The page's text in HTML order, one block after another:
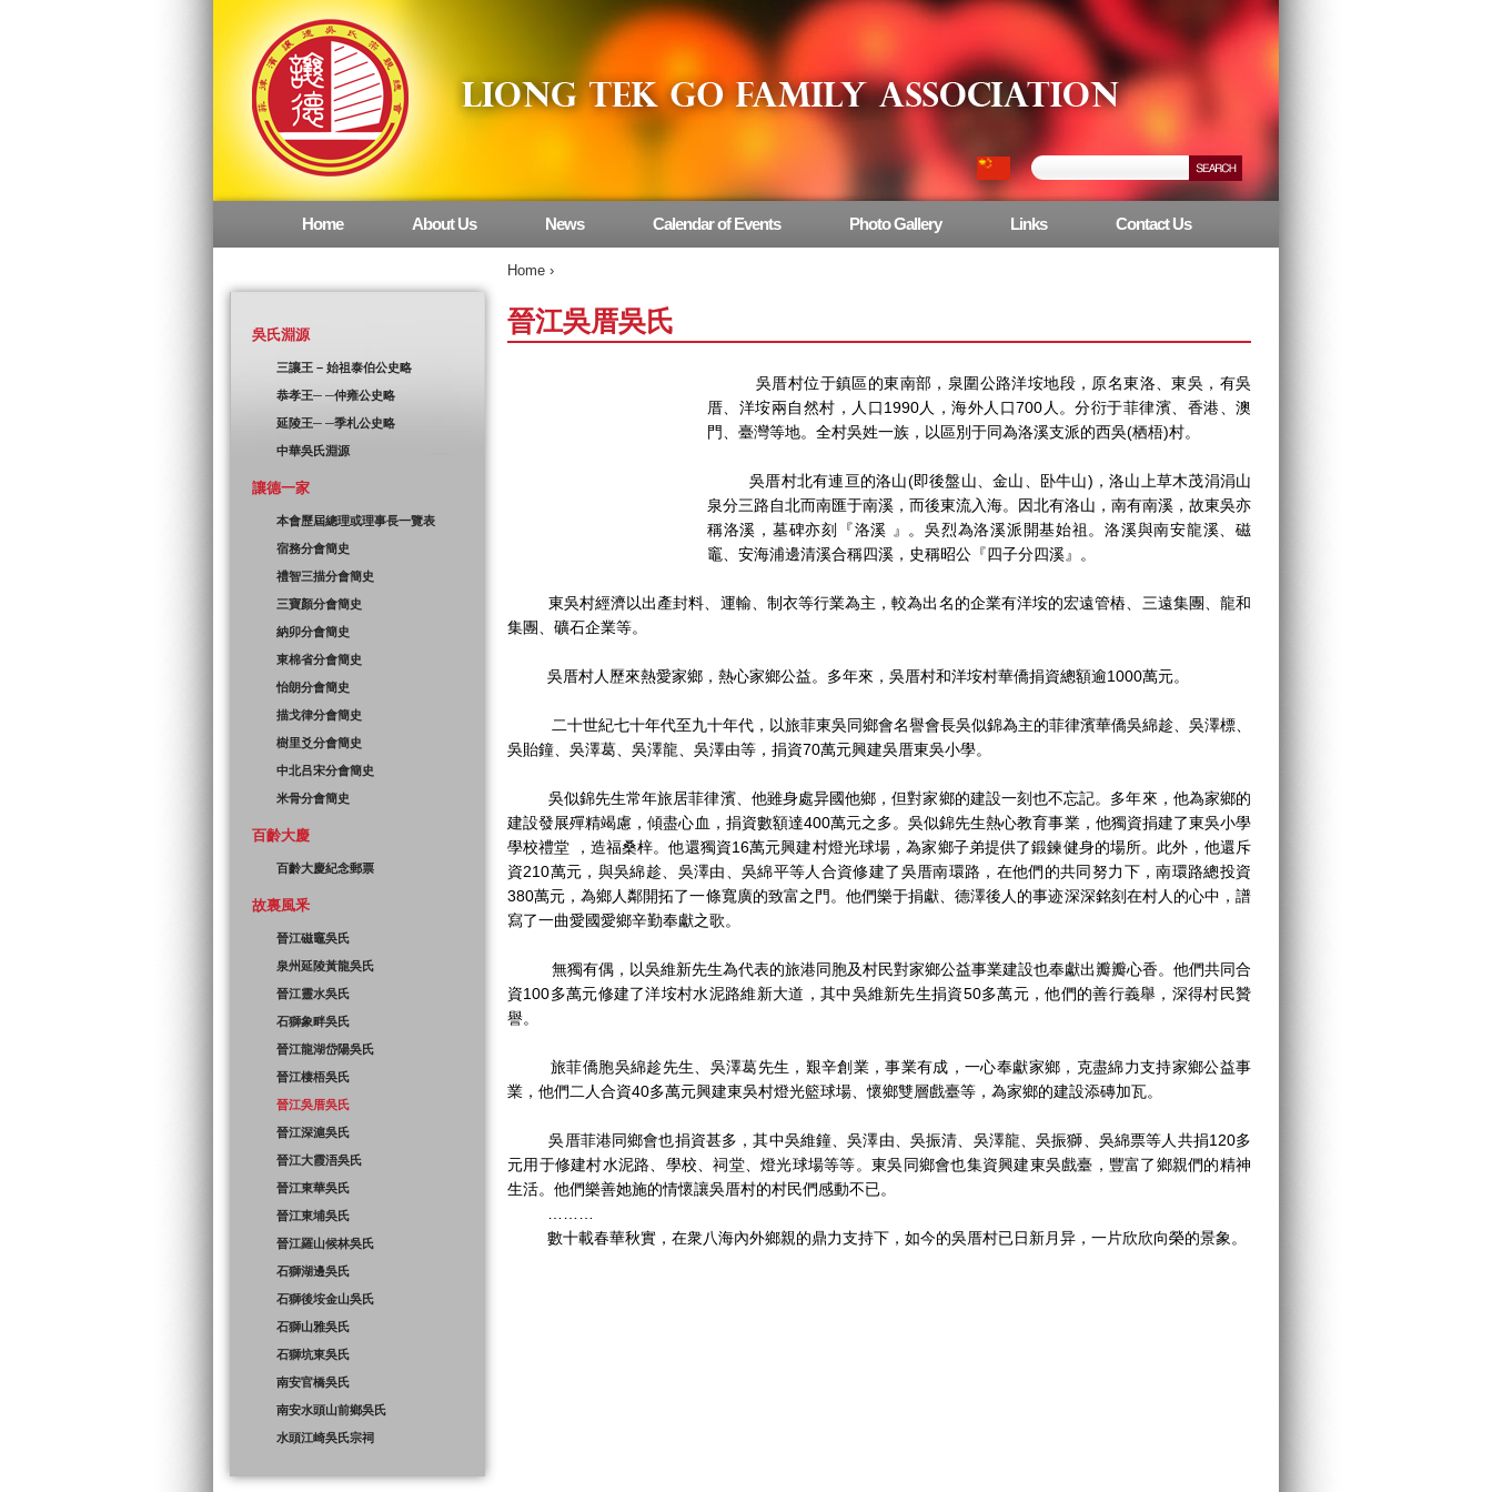
Home ›
晉江吳厝吳氏
吳厝村位于鎮區的東南部，泉圍公路洋垵地段，原名東洛、東吳，有吳
厝、洋垵兩自然村，人口1990人，海外人口700人。分衍于菲律濱、香港、澳
門、臺灣等地。全村吳姓一族，以區別于同為洛溪支派的西吳(栖梧)村。
吳厝村北有連亘的洛山(即後盤山、金山、卧牛山)，洛山上草木茂涓涓山
泉分三路自北而南匯于南溪，而後東流入海。因北有洛山，南有南溪，故東吳亦
稱洛溪，墓碑亦刻『洛溪 』。吳烈為洛溪派開基始祖。洛溪與南安龍溪、磁
竈、安海浦邊清溪合稱四溪，史稱昭公『四子分四溪』。
東吳村經濟以出產封料、運輸、制衣等行業為主，較為出名的企業有洋垵的宏遠管樁、三遠集團、龍和
集團、礦石企業等。
吳厝村人歷來熱愛家鄉，熱心家鄉公益。多年來，吳厝村和洋垵村華僑捐資總額逾1000萬元。
二十世紀七十年代至九十年代，以旅菲東吳同鄉會名譽會長吳似錦為主的菲律濱華僑吳綿趁、吳澤標、
吳貽鐘、吳澤葛、吳澤龍、吳澤由等，捐資70萬元興建吳厝東吳小學。
吳似錦先生常年旅居菲律濱、他雖身處异國他鄉，但對家鄉的建設一刻也不忘記。多年來，他為家鄉的
建設發展殫精竭慮，傾盡心血，捐資數額達400萬元之多。吳似錦先生熱心教育事業，他獨資捐建了東吳小學
學校禮堂 ，造福桑梓。他還獨資16萬元興建村燈光球場，為家鄉子弟提供了鍛鍊健身的場所。此外，他還斥
資210萬元，與吳綿趁、吳澤由、吳綿平等人合資修建了吳厝南環路，在他們的共同努力下，南環路總投資
380萬元，為鄉人鄰開拓了一條寬廣的致富之門。他們樂于捐獻、德澤後人的事迹深深銘刻在村人的心中，譜
寫了一曲愛國愛鄉辛勤奉獻之歌。
無獨有偶，以吳維新先生為代表的旅港同胞及村民對家鄉公益事業建設也奉獻出瓣瓣心香。他們共同合
資100多萬元修建了洋垵村水泥路維新大道，其中吳維新先生捐資50多萬元，他們的善行義舉，深得村民贊
譽。
旅菲僑胞吳綿趁先生、吳澤葛先生，艱辛創業，事業有成，一心奉獻家鄉，克盡綿力支持家鄉公益事
業，他們二人合資40多萬元興建東吳村燈光籃球場、懷鄉雙層戲臺等，為家鄉的建設添磚加瓦。
吳厝菲港同鄉會也捐資甚多，其中吳維鐘、吳澤由、吳振清、吳澤龍、吳振獅、吳綿票等人共捐120多
元用于修建村水泥路、學校、祠堂、燈光球場等等。東吳同鄉會也集資興建東吳戲臺，豐富了鄉親們的精神
生活。他們樂善她施的情懷讓吳厝村的村民們感動不已。
數十載春華秋實，在衆八海內外鄉親的鼎力支持下，如今的吳厝村已日新月异，一片欣欣向榮的景象。
Main menu
Home About Us News Calendar of Events Photo Gallery Links Contact Us
吳氏淵源
三讓王 – 始祖泰伯公史略
恭孝王─ ─仲雍公史略
延陵王─ ─季札公史略
中華吳氏淵源
讓德一家
本會歷屆總理或理事長一覽表
宿務分會簡史
禮智三描分會簡史
三寶顏分會簡史
納卯分會簡史
東棉省分會簡史
怡朗分會簡史
描戈律分會簡史
樹里爻分會簡史
中北吕宋分會簡史
米骨分會簡史
百齡大慶
百齡大慶紀念郵票
故裏風釆
晉江磁竈吳氏
泉州延陵黃龍吳氏
晉江靈水吳氏
石獅象畔吳氏
晉江龍湖岱陽吳氏
晉江棲梧吳氏
晉江吳厝吳氏
晉江深滬吳氏
晉江大霞浯吳氏
晉江東華吳氏
晉江東埔吳氏
晉江羅山候林吳氏
石獅湖邊吳氏
石獅後垵金山吳氏
石獅山雅吳氏
石獅坑東吳氏
南安官橋吳氏
南安水頭山前鄉吳氏
水頭江崎吳氏宗祠